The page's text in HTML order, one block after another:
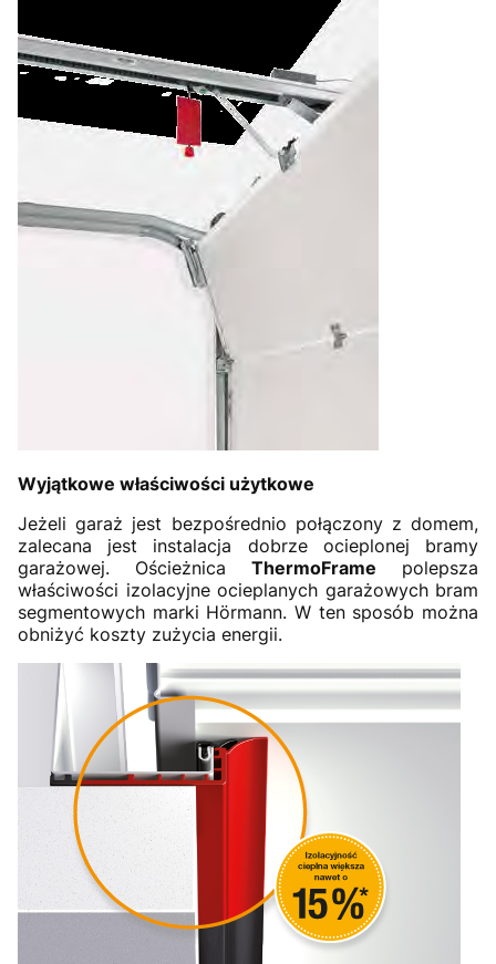
Wyjątkowe właściwości użytkowe
Jeżeli garaż jest bezpośrednio połączony z domem,
zalecana jest instalacja dobrze ocieplonej bramy
garażowej. Ościeżnica ThermoFrame polepsza
właściwości izolacyjne ocieplanych garażowych bram
segmentowych marki Hörmann. W ten sposób można
obniżyć koszty zużycia energii.